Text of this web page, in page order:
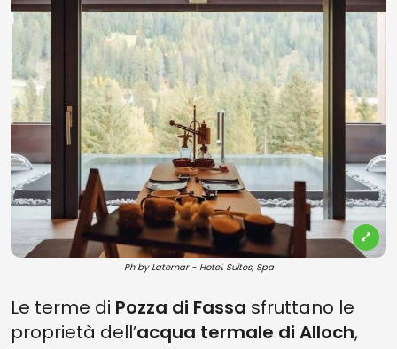
Ph by Latemar - Hotel, Suites, Spa
Le terme di Pozza di Fassa sfruttano le
proprietà dell’acqua termale di Alloch,